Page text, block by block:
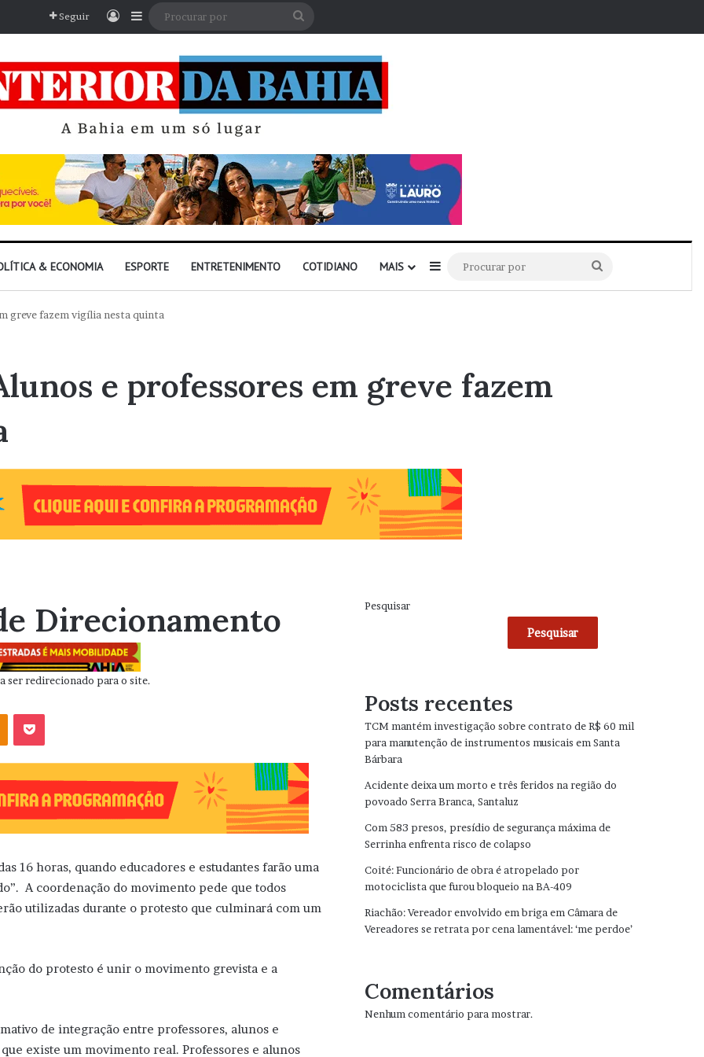
Seguir EntrarBarra Lateral
& ECONOMIA ESPORTE ENTRETENIMENTO COTIDIANO MAIS Barra Lateral
por
greve fazem vigília nesta quinta
e professores em greve fazem
Direcionamento
ser redirecionado para o site.
OK
16 horas, quando educadores e estudantes farão uma
A coordenação do movimento pede que todos
utilizadas durante o protesto que culminará com um
do protesto é unir o movimento grevista e a
de integração entre professores, alunos e
existe um movimento real. Professores e alunos
Pesquisar
Pesquisar
Posts recentes
TCM mantém investigação sobre contrato de R$ 60 mil
para manutenção de instrumentos musicais em Santa
Bárbara
Acidente deixa um morto e três feridos na região do
povoado Serra Branca, Santaluz
Com 583 presos, presídio de segurança máxima de
Serrinha enfrenta risco de colapso
Coité: Funcionário de obra é atropelado por
motociclista que furou bloqueio na BA-409
Riachão: Vereador envolvido em briga em Câmara de
Vereadores se retrata por cena lamentável: ‘me perdoe’
Comentários
Nenhum comentário para mostrar.